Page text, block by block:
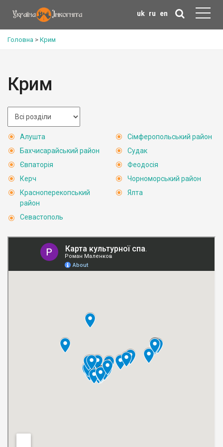
uk ru en
Головна > Крим
Крим
Алушта
Бахчисарайський район
Євпаторія
Керч
Красноперекопський
район
Севастополь
Сімферопольський район
Судак
Феодосія
Чорноморський район
Ялта